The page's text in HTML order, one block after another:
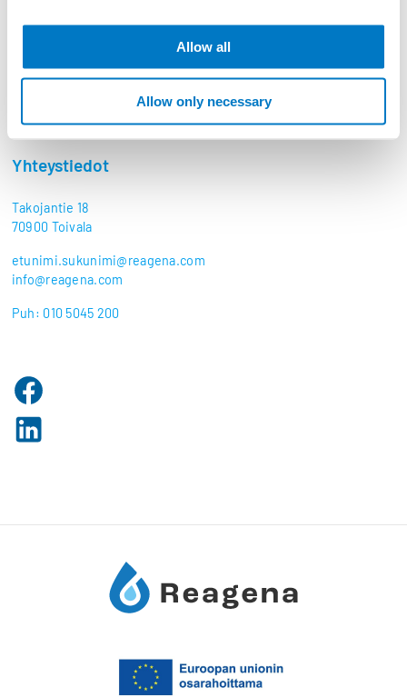
Allow all
Allow only necessary
Uutiset ja tapahtumat
Yritys
Yhteystiedot
Rekisteri- ja
tietosuojaseloste
Yhteystiedot
Takojantie 18
70900 Toivala
etunimi.sukunimi@reagena.com
info@reagena.com
Puh: 010 5045 200